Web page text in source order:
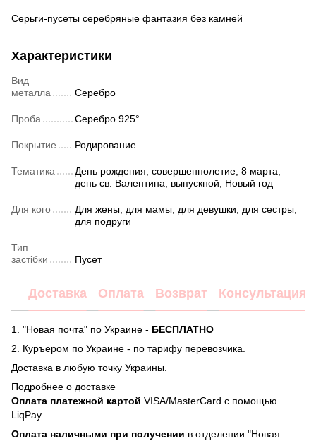
Серьги-пусеты серебряные фантазия без камней
Характеристики
Вид
металла
Серебро
Проба Серебро 925°
Покрытие Родирование
Тематика
День рождения, совершеннолетие, 8 марта,
день св. Валентина, выпускной, Новый год
Для кого
Для жены, для мамы, для девушки, для сестры,
для подруги
Тип
застібки
Пусет
Доставка Оплата Возврат Консультация
1. "Новая почта" по Украине - БЕСПЛАТНО
2. Куръером по Украине - по тарифу перевозчика.
Доставка в любую точку Украины.
Подробнее о доставке
Оплата платежной картой VISA/MasterCard с помощью
LiqPay
Оплата наличными при получении в отделении "Новая